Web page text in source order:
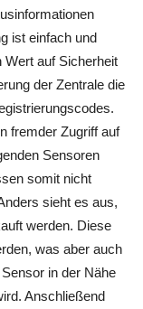
ist einfach und
Wert auf Sicherheit
der Zentrale die
fremder Zugriff auf
Sensoren
somit nicht
sieht es aus,
werden. Diese
was aber auch
in der Nähe
Anschließend